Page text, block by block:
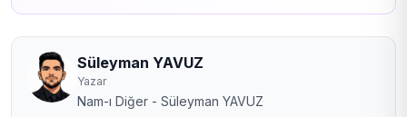
Süleyman YAVUZ
Yazar
Nam-ı Diğer - Süleyman YAVUZ